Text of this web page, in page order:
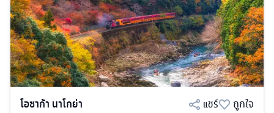
โอซาก้า นาโกย่า แชร์
ถูกใจ